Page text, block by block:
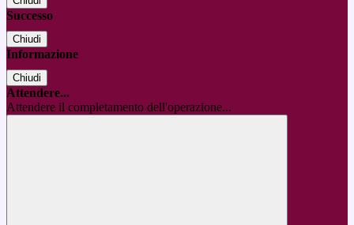
Successo
Chiudi
Informazione
Chiudi
Attendere...
Attendere il completamento dell'operazione...